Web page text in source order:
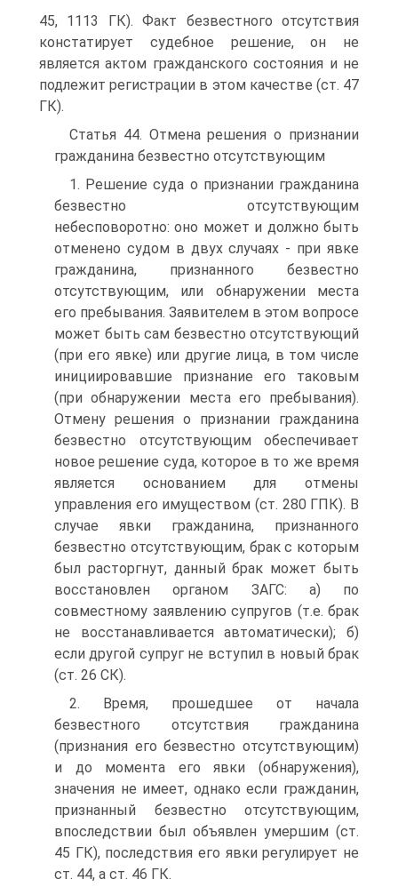
45, 1113 ГК). Факт безвестного отсутствия
констатирует судебное решение, он не
является актом гражданского состояния и не
подлежит регистрации в этом качестве (ст. 47
ГК).
Статья 44. Отмена решения о признании
гражданина безвестно отсутствующим
1. Решение суда о признании гражданина
безвестно отсутствующим
небесповоротно: оно может и должно быть
отменено судом в двух случаях - при явке
гражданина, признанного безвестно
отсутствующим, или обнаружении места
его пребывания. Заявителем в этом вопросе
может быть сам безвестно отсутствующий
(при его явке) или другие лица, в том числе
инициировавшие признание его таковым
(при обнаружении места его пребывания).
Отмену решения о признании гражданина
безвестно отсутствующим обеспечивает
новое решение суда, которое в то же время
является основанием для отмены
управления его имуществом (ст. 280 ГПК). В
случае явки гражданина, признанного
безвестно отсутствующим, брак с которым
был расторгнут, данный брак может быть
восстановлен органом ЗАГС: a) по
совместному заявлению супругов (т.е. брак
не восстанавливается автоматически); б)
если другой супруг не вступил в новый брак
(ст. 26 СК).
2. Время, прошедшее от начала
безвестного отсутствия гражданина
(признания его безвестно отсутствующим)
и до момента его явки (обнаружения),
значения не имеет, однако если гражданин,
признанный безвестно отсутствующим,
впоследствии был объявлен умершим (ст.
45 ГК), последствия его явки регулирует не
ст. 44, а ст. 46 ГК.